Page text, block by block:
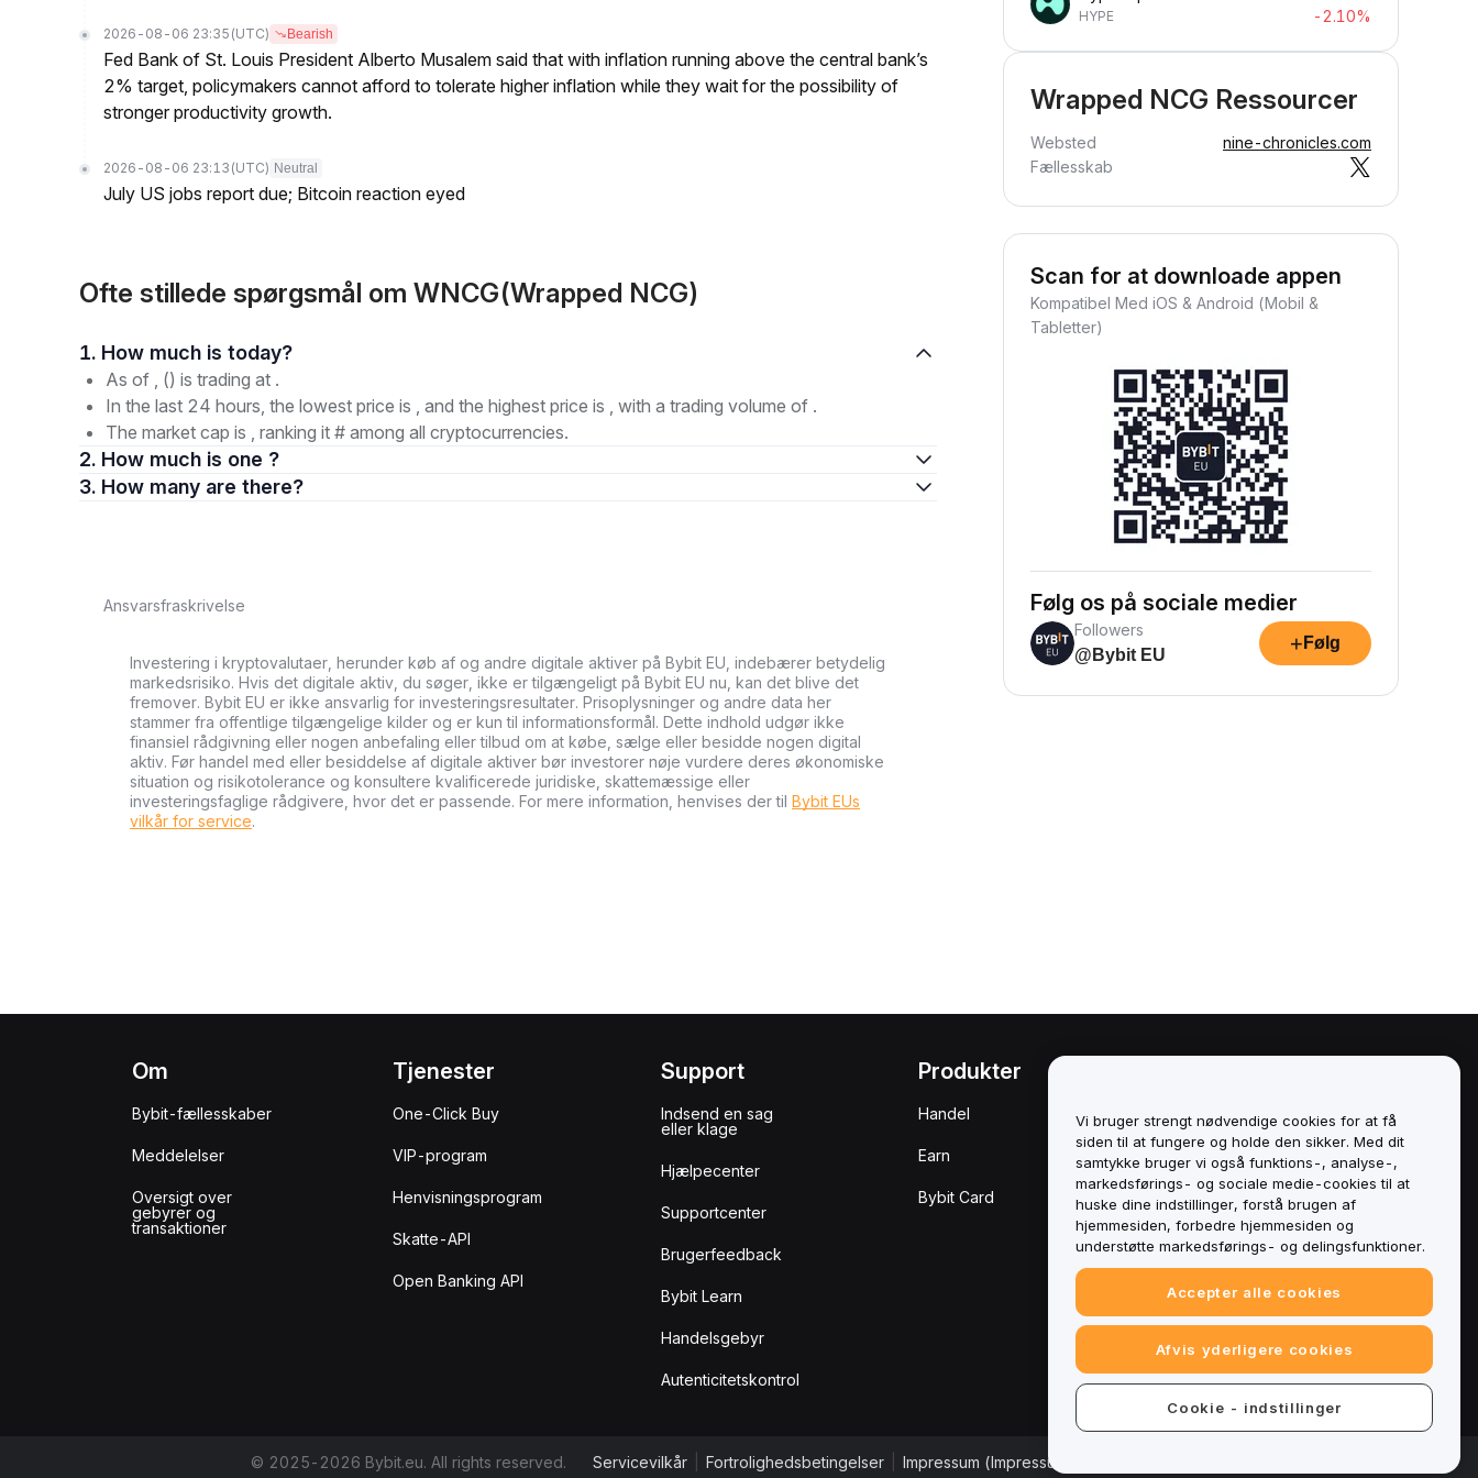
2026-08-06 23:35 (UTC) Bearish
Fed Bank of St. Louis President Alberto Musalem said that with inflation running above the central bank’s
2% target, policymakers cannot afford to tolerate higher inflation while they wait for the possibility of
stronger productivity growth.
2026-08-06 23:13 (UTC) Neutral
July US jobs report due; Bitcoin reaction eyed
Ofte stillede spørgsmål om WNCG(Wrapped NCG)
1. How much is today?
As of , () is trading at .
In the last 24 hours, the lowest price is , and the highest price is , with a trading volume of .
The market cap is , ranking it # among all cryptocurrencies.
2. How much is one ?
3. How many are there?
Ansvarsfraskrivelse
Investering i kryptovalutaer, herunder køb af og andre digitale aktiver på Bybit EU, indebærer betydelig
markedsrisiko. Hvis det digitale aktiv, du søger, ikke er tilgængeligt på Bybit EU nu, kan det blive det
fremover. Bybit EU er ikke ansvarlig for investeringsresultater. Prisoplysninger og andre data her
stammer fra offentlige tilgængelige kilder og er kun til informationsformål. Dette indhold udgør ikke
finansiel rådgivning eller nogen anbefaling eller tilbud om at købe, sælge eller besidde nogen digital
aktiv. Før handel med eller besiddelse af digitale aktiver bør investorer nøje vurdere deres økonomiske
situation og risikotolerance og konsultere kvalificerede juridiske, skattemæssige eller
investeringsfaglige rådgivere, hvor det er passende. For mere information, henvises der til Bybit EUs
vilkår for service.
HYPE
-2.10%
Wrapped NCG Ressourcer
Websted
nine-chronicles.com
Fællesskab
Scan for at downloade appen
Kompatibel Med iOS & Android (Mobil &
Tabletter)
Følg os på sociale medier
Followers
@Bybit EU
+ Følg
Om
Bybit-fællesskaber
Meddelelser
Oversigt over
gebyrer og
transaktioner
Tjenester
One-Click Buy
VIP-program
Henvisningsprogram
Skatte-API
Open Banking API
Support
Indsend en sag
eller klage
Hjælpecenter
Supportcenter
Brugerfeedback
Bybit Learn
Handelsgebyr
Autenticitetskontrol
Produkter
Handel
Earn
Bybit Card
Politik om
interessekonflikter
Oversigt over politikken for
opbevaring og
administration
ESG-oplysninger
Crypto-Asset White Papers
© 2025-2026 Bybit.eu. All rights reserved. Servicevilkår Fortrolighedsbetingelser Impressum (Impressum)
Vi bruger strengt nødvendige cookies for at få
siden til at fungere og holde den sikker. Med dit
samtykke bruger vi også funktions-, analyse-,
markedsførings- og sociale medie-cookies til at
huske dine indstillinger, forstå brugen af
hjemmesiden, forbedre hjemmesiden og
understøtte markedsførings- og delingsfunktioner.
Accepter alle cookies
Afvis yderligere cookies
Cookie - indstillinger